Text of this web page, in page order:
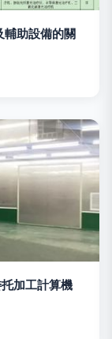
輔助設備的關
加工計算機